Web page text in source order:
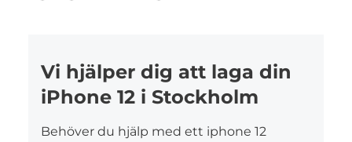
Vi hjälper dig att laga din
iPhone 12 i Stockholm
Behöver du hjälp med ett iphone 12